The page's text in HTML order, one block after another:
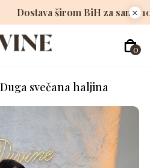
KM! Dostava širom BiH za
0
Duga svečana haljina